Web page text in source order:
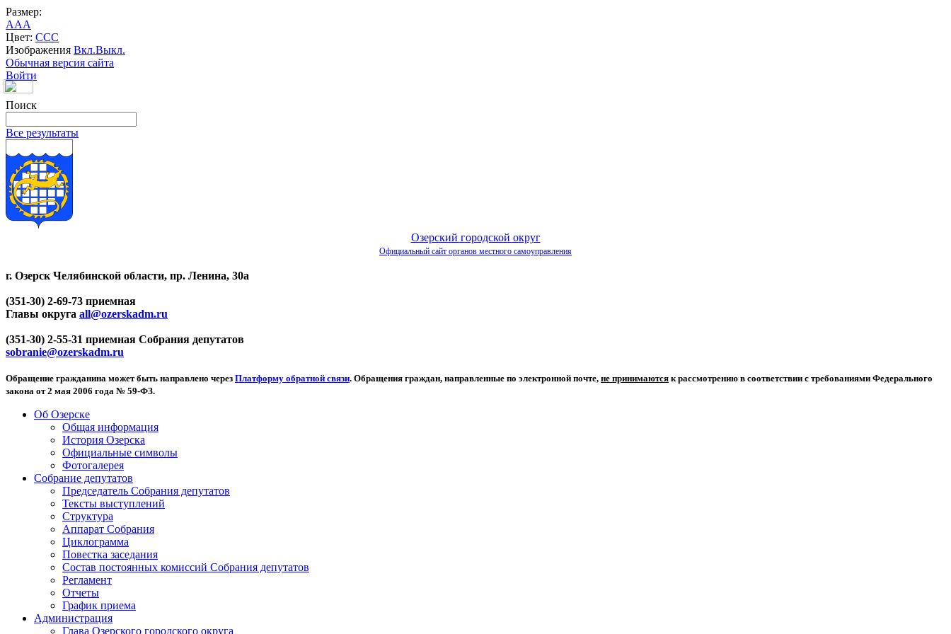
Размер:
AAA
Цвет: CCC
Изображения Вкл.Выкл.
Обычная версия сайта
Войти
Поиск
Все результаты
Озерский городской округ
Официальный сайт органов местного самоуправления
г. Озерск Челябинской области, пр. Ленина, 30а
(351-30) 2-69-73 приемная
Главы округа all@ozerskadm.ru
(351-30) 2-55-31 приемная Собрания депутатов
sobranie@ozerskadm.ru
Обращение гражданина может быть направлено через Платформу обратной связи. Обращения граждан, направленные по электронной почте, не принимаются к рассмотрению в соответствии с требованиями Федерального
закона от 2 мая 2006 года № 59-ФЗ.
Об Озерске
Общая информация
История Озерска
Официальные символы
Фотогалерея
Собрание депутатов
Председатель Собрания депутатов
Тексты выступлений
Структура
Аппарат Собрания
Циклограмма
Повестка заседания
Состав постоянных комиссий Собрания депутатов
Регламент
Отчеты
График приема
Администрация
Глава Озерского городского округа